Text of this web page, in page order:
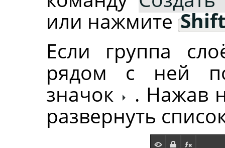
или нажмите
Если группа
рядом с ней
значок
. Нажав
развернуть